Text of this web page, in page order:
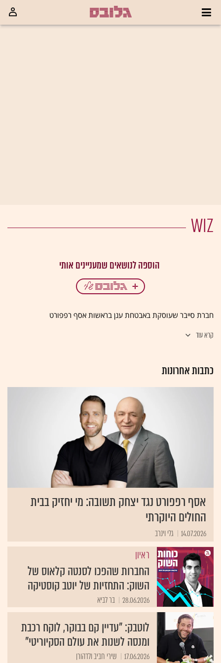
WIZ
חברת סייבר שעוסקת באבטחת ענן בראשות אסף רפפורט
קרא עוד
כתבות אחרונות
אסף רפפורט נגד יצחק תשובה: מי יחזיק בבית
החולים היוקרתי
14.07.2026 גלי וינרב
ראיון
החברות שהפכו לסנטה קלאוס של
השוק: התחזיות של יוטב קוסטיקה
28.06.2026 בר לביא
לוטבק: "עדיין קם בבוקר, לוקח רכבת
ומנסה לשנות את עולם הסקיוריטי"
17.06.2026 שירי חביב ולדהורן